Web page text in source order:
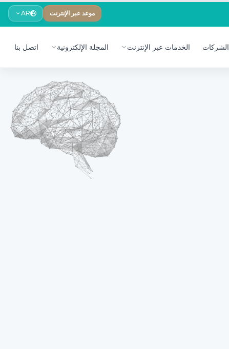
موعد عبر الإنترنت AR
الشركات الخدمات عبر الإنترنت المجلة الإلكترونية اتصل بنا